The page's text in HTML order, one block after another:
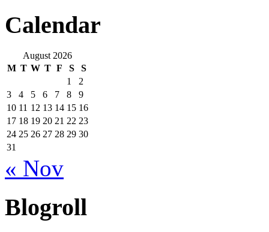
Calendar
August 2026
M T W T F S
S
1
2
3
4 5 6 7 8
9
10 11 12 13 14 15 16
17 18 19 20 21 22 23
24 25 26 27 28 29 30
31
« Nov
Blogroll